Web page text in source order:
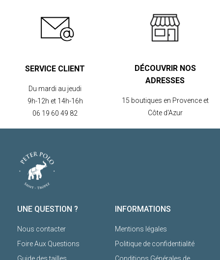
SERVICE CLIENT
Du mardi au jeudi
9h-12h et 14h-16h
06 19 60 49 82
DÉCOUVRIR NOS
ADRESSES
15 boutiques en Provence et
Côte d'Azur
UNE QUESTION ?
Nous contacter
Foire Aux Questions
INFORMATIONS
Mentions légales
Politique de confidentialité